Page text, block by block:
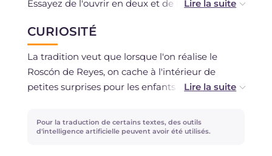
Essayez de l'ouvrir en deux et de le garnir de
CURIOSITÉ
La tradition veut que lorsque l'on réalise le
Roscón de Reyes, on cache à l'intérieur de
petites surprises pour les enfants (une pièce,
une fève blanche ou noire. Celui qui trouve la
fève sera obligé de payer le gâteau !
Pour la traduction de certains textes, des outils
d'intelligence artificielle peuvent avoir été utilisés.